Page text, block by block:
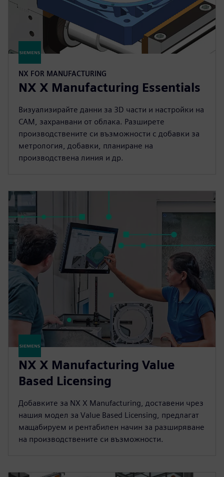
NX FOR MANUFACTURING
NX X Manufacturing Essentials
Визуализирайте данни за 3D части и настройки на
CAM, захранвани от облака. Разширете
производствените си възможности с добавки за
метрология, добавки, планиране на
производствена линия и др.
NX X Manufacturing Value
Based Licensing
Добавките за NX X Manufacturing, доставени чрез
нашия модел за Value Based Licensing, предлагат
мащабируем и рентабилен начин за разширяване
на производствените си възможности.